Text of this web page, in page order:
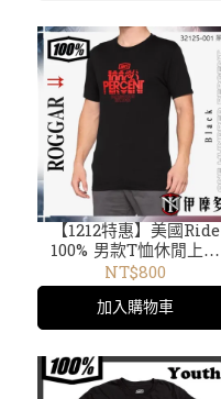
【1212特惠】美國Ride
100% 男款T恤休閒上衣
ROGGAR T-Shirt 32125-
001 黑 短袖TEE
NT$800
加入購物車